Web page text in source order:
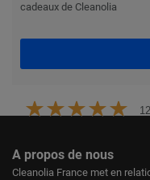
cadeaux de Cleanolia
A propos de nous
Cleanolia France met en